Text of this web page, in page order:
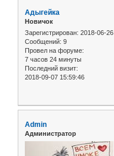
Адыгейка
Новичок
Зарегистрирован: 2018-06-26
Сообщений: 9
Провел на форуме:
7 часов 24 минуты
Последний визит:
2018-09-07 15:59:46
Admin
Администратор